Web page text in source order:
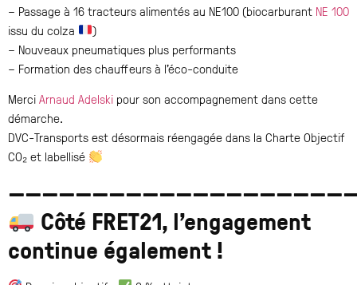
– Passage à 16 tracteurs alimentés au NE100 (biocarburant NE 100
issu du colza
)
– Nouveaux pneumatiques plus performants
– Formation des chauffeurs à l’éco-conduite
MerciArnaud Adelski pour son accompagnement dans cette
démarche.
DVC-Transports est désormais réengagée dans la Charte Objectif
CO₂ et labellisé
Côté FRET21, l’engagement
continue également !